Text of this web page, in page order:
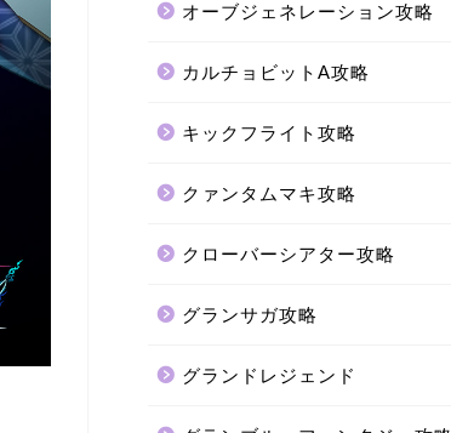
オーブジェネレーション攻略
カルチョビットA攻略
キックフライト攻略
クァンタムマキ攻略
クローバーシアター攻略
グランサガ攻略
グランドレジェンド